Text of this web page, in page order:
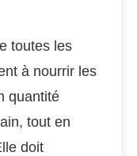
toutes les
à nourrir les
quantité
tout en
doit